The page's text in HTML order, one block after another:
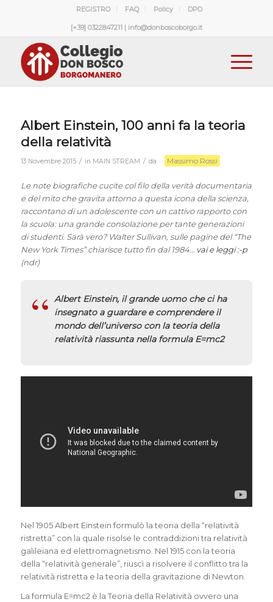
REGISTRO FAQ Policy DPO
[+39] 0322847211 | info@donboscoborgo.it
Albert Einstein, 100 anni fa la teoria
della relatività
13 Novembre 2015 / in MAIN STREAM / da Massimo Rossi
Le note biografiche cucite col filo della verità documentaria
e del mito che gravita attorno a questa icona della scienza,
raccontano di un adolescente con un cattivo rapporto con
la scuola: una grande consolazione per tante generazioni
di studenti. Sarà vero? Walter Sullivan, sulle pagine del “The
New York Times” chiarisce tutto fin dal 1984… vai e leggi :-p
(ndr)
Albert Einstein, il grande uomo che ci ha
insegnato a guardare e comprendere il
mondo dell’universo con la teoria della
relatività riassunta nella formula E=mc2
Nel 1905 Albert Einstein formulò la teoria della “relatività
ristretta” con la quale risolse le contraddizioni tra relatività
galileiana ed elettromagnetismo. Nel 1915 con la teoria
della “relatività generale”, riuscì a risolvere il conflitto tra la
relatività ristretta e la teoria della gravitazione di Newton.
La formula E=mc2 è la Teoria della Relatività ovvero una